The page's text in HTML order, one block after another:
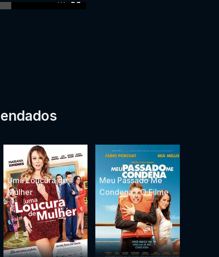
Uma Loucura de
Mulher
Meu Passado Me
Condena - O Filme